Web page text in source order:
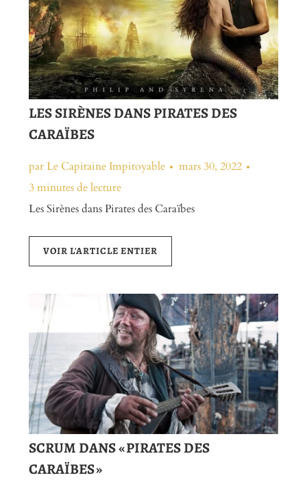
LES SIRÈNES DANS PIRATES DES
CARAÏBES
par Le Capitaine Impitoyable
mars 30, 2022
3 minutes de lecture
Les Sirènes dans Pirates des Caraïbes
VOIR L'ARTICLE ENTIER
SCRUM DANS « PIRATES DES
CARAÏBES »